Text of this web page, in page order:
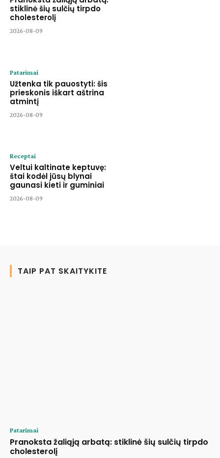
stiklinė šių sulčių tirpdo
cholesterolį
2026-08-09
Patarimai
Užtenka tik pauostyti: šis
prieskonis iškart aštrina
atmintį
2026-08-09
Receptai
Veltui kaltinate keptuvę:
štai kodėl jūsų blynai
gaunasi kieti ir guminiai
2026-08-09
TAIP PAT SKAITYKITE
Patarimai
Pranoksta žaliąją arbatą: stiklinė šių sulčių tirpdo
cholesterolį